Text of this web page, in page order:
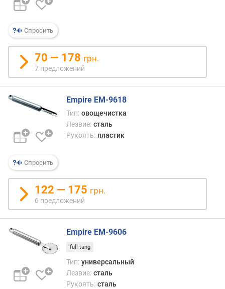
е
и
п
к
л
ч
е
т
в
у
п
р
е
л
о
н
Спросить
70 — 178 грн.
7 предложений
Спросить
Empire EM-9618
Тип: овощечистка
Лезвие: сталь
Рукоять: пластик
122 — 175 грн.
6 предложений
Empire EM-9606
full tang
Тип: универсальный
Лезвие: сталь
Рукоять: сталь